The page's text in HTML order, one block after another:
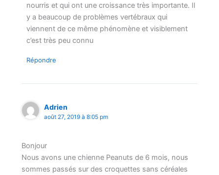
nourris et qui ont une croissance très importante. Il
y a beaucoup de problèmes vertébraux qui
viennent de ce même phénomène et visiblement
c’est très peu connu
Répondre
Adrien
août 27, 2019 à 8:05 pm
Bonjour
Nous avons une chienne Peanuts de 6 mois, nous
sommes passés sur des croquettes sans céréales